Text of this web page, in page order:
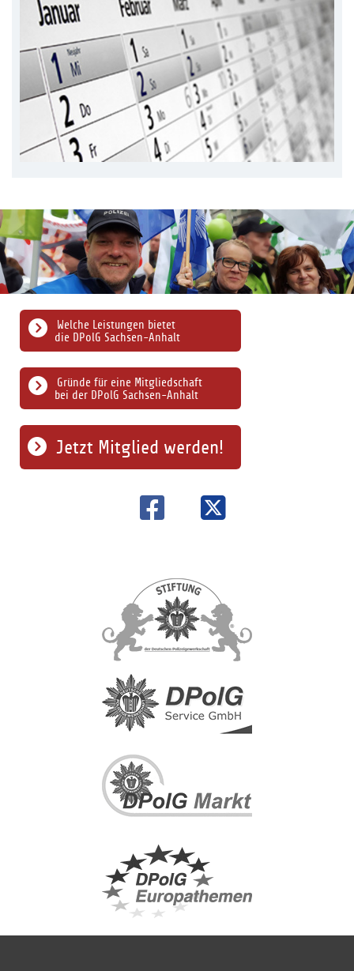
Gründe für eine Mitgliedschaft
bei der DPolG Sachsen-Anhalt
Welche Leistungen bietet
die DPolG Sachsen-Anhalt
Jetzt Mitglied werden!